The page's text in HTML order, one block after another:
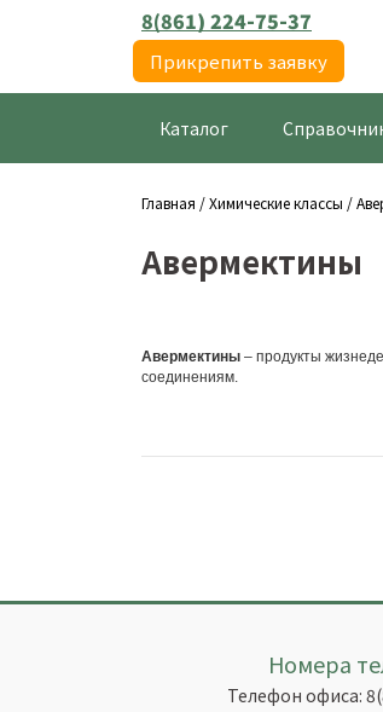
8(861) 224-75-37
Прикрепить заявку
Каталог
Главная /Химические классы /
Авермектины
Авермектины – продукты
соединениям.
Номера
Телефон офиса: